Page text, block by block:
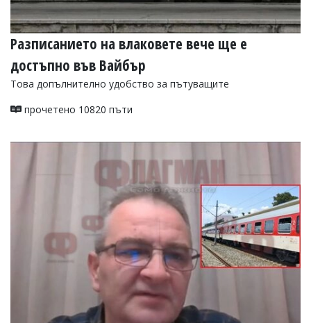
Разписанието на влаковете вече ще е
достъпно във Вайбър
Това допълнително удобство за пътуващите
прочетено 10820 пъти